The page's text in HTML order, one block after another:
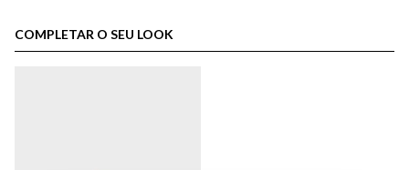
cliente
COMPLETAR O SEU LOOK